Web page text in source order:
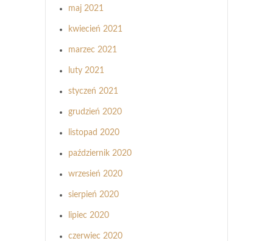
maj 2021
kwiecień 2021
marzec 2021
luty 2021
styczeń 2021
grudzień 2020
listopad 2020
październik 2020
wrzesień 2020
sierpień 2020
lipiec 2020
czerwiec 2020